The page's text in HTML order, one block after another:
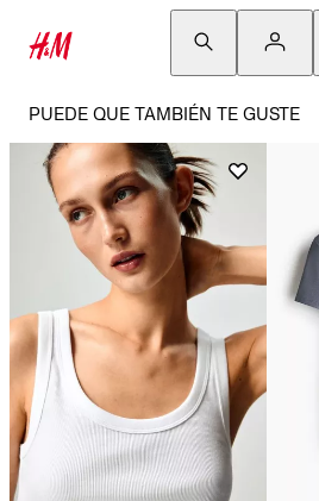
PUEDE QUE TAMBIÉN TE GUSTE